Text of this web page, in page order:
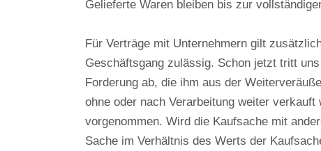
Gelieferte Waren bleiben bis zur
Für Verträge mit Unternehmern gilt
Geschäftsgang zulässig. Schon jetzt tritt
Forderung ab, die ihm aus der
ohne oder nach Verarbeitung weiter
vorgenommen. Wird die Kaufsache mit
Sache im Verhältnis des Werts der